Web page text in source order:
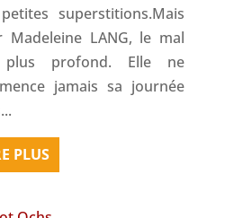
superstitions.Mais
Madeleine LANG, le mal
profond. Elle ne
jamais sa journée
PLUS